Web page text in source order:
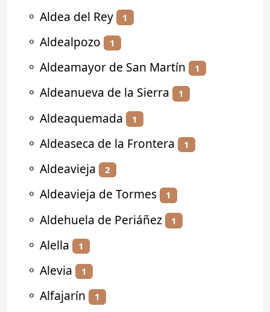
⚬ Aldea del Rey 1
⚬ Aldealpozo 1
⚬ Aldeamayor de San Martín 1
⚬ Aldeanueva de la Sierra 1
⚬ Aldeaquemada 1
⚬ Aldeaseca de la Frontera 1
⚬ Aldeavieja 2
⚬ Aldeavieja de Tormes 1
⚬ Aldehuela de Periáñez 1
⚬ Alella 1
⚬ Alevia 1
⚬ Alfajarín 1